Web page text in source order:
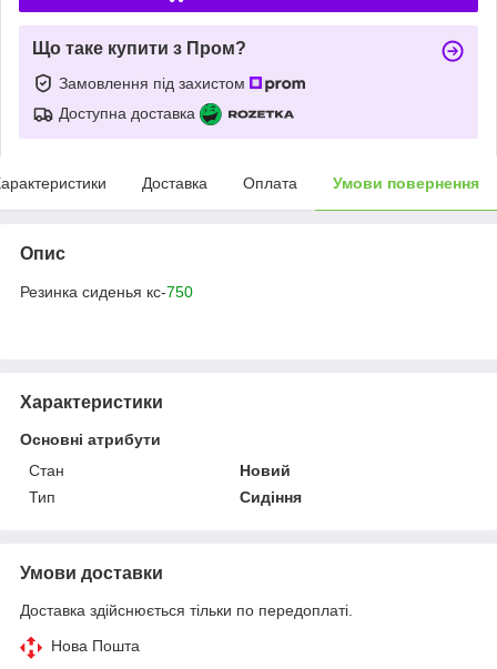
Що таке купити з Пром?
Замовлення під захистом
Доступна доставка
Доставка Оплата Умови повернення
Опис
Резинка сиденья кс-750
Характеристики
Основні атрибути
Стан
Новий
Тип
Сидіння
Умови доставки
Доставка здійснюється тільки по передоплаті.
Нова Пошта